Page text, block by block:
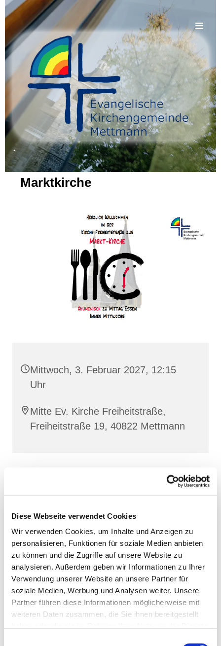
Diese Webseite verwendet Cookies
Wir verwenden Cookies, um Inhalte und Anzeigen zu
personalisieren, Funktionen für soziale Medien anbieten
zu können und die Zugriffe auf unsere Website zu
analysieren. Außerdem geben wir Informationen zu Ihrer
Verwendung unserer Website an unsere Partner für
soziale Medien, Werbung und Analysen weiter. Unsere
Partner führen diese Informationen möglicherweise mit
weiteren Daten zusammen, die Sie ihnen bereitgestellt
.
Marktkirche
Mittwoch, 3. Februar 2027, 12:15
Uhr
Mitte Ev. Kirche Freiheitstraße,
Freiheitstraße 19, 40822 Mettmann